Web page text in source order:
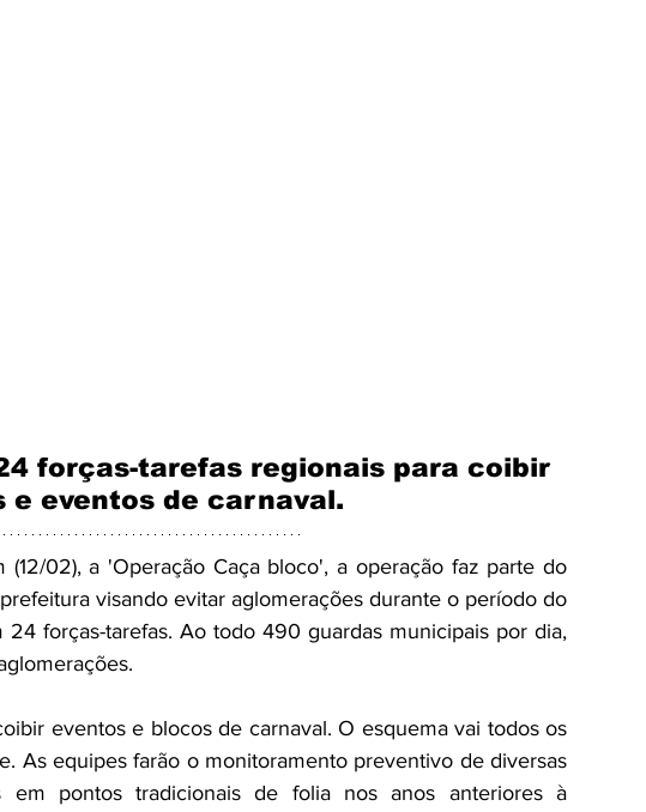
forças-tarefas regionais para coibir
e eventos de carnaval.
02), a 'Operação Caça bloco', a operação faz parte do
visando evitar aglomerações durante o período do
forças-tarefas. Ao todo 490 guardas municipais por dia,
eventos e blocos de carnaval. O esquema vai todos os
As equipes farão o monitoramento preventivo de diversas
em pontos tradicionais de folia nos anos anteriores à